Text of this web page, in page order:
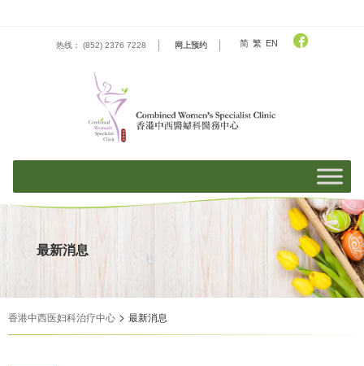
热线： (852) 2376 7228 网上预约 简 繁 EN
最新消息
香港中西医妇科治疗中心 > 最新消息